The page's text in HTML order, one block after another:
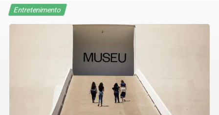
Entretenimento